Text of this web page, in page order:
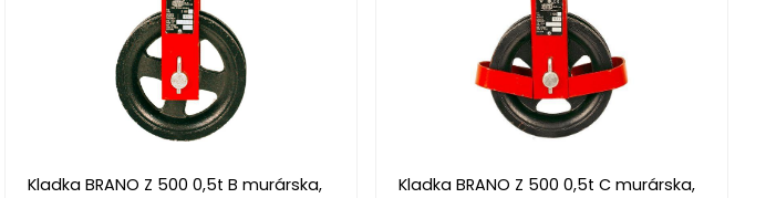
Kladka BRANO Z 500 0,5t B murárska,
Kladka BRANO Z 500 0,5t C murárska,